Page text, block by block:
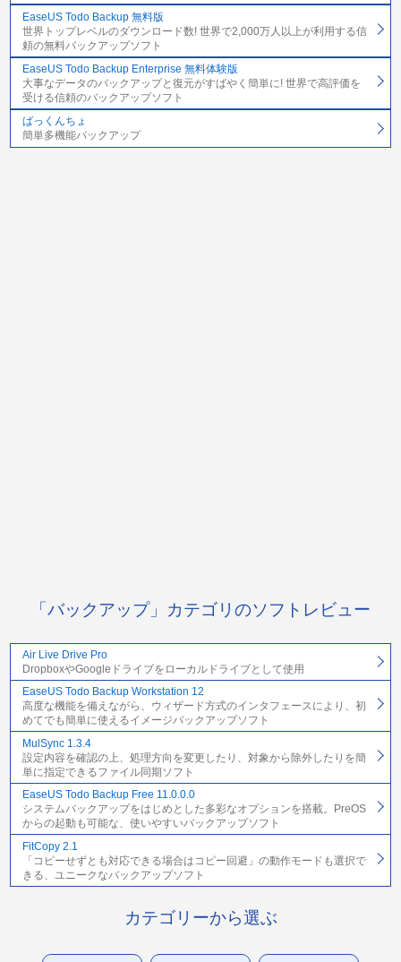
EaseUS Todo Backup 無料版
世界トップレベルのダウンロード数! 世界で2,000万人以上が利用する信
頼の無料バックアップソフト
EaseUS Todo Backup Enterprise 無料体験版
大事なデータのバックアップと復元がすばやく簡単に! 世界で高評価を
受ける信頼のバックアップソフト
ばっくんちょ
簡単多機能バックアップ
「バックアップ」カテゴリのソフトレビュー
Air Live Drive Pro
DropboxやGoogleドライブをローカルドライブとして使用
EaseUS Todo Backup Workstation 12
高度な機能を備えながら、ウィザード方式のインタフェースにより、初
めてでも簡単に使えるイメージバックアップソフト
MulSync 1.3.4
設定内容を確認の上、処理方向を変更したり、対象から除外したりを簡
単に指定できるファイル同期ソフト
EaseUS Todo Backup Free 11.0.0.0
システムバックアップをはじめとした多彩なオプションを搭載。PreOS
からの起動も可能な、使いやすいバックアップソフト
FitCopy 2.1
「コピーせずとも対応できる場合はコピー回避」の動作モードも選択で
きる、ユニークなバックアップソフト
カテゴリーから選ぶ